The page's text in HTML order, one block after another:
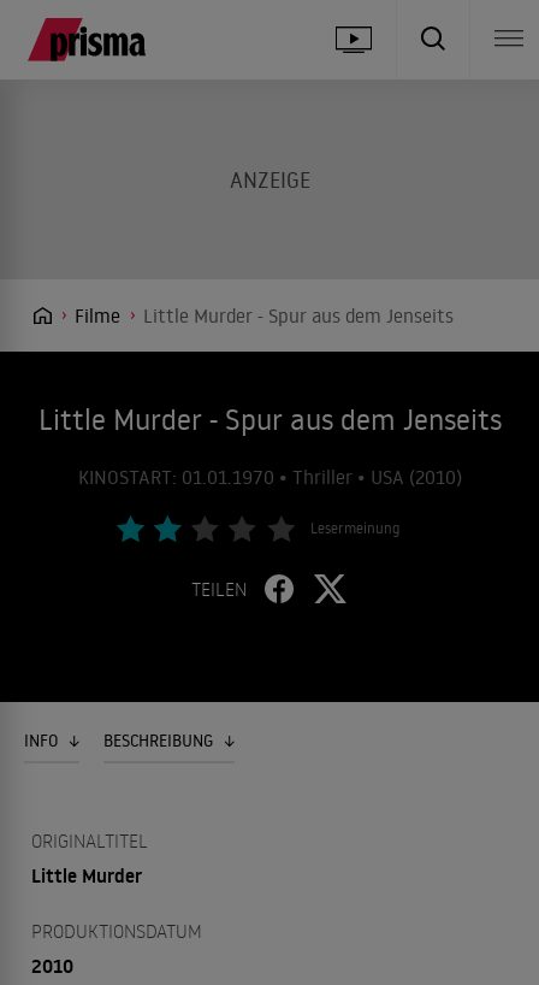
Filme Little Murder - Spur aus dem Jenseits
Little Murder - Spur aus dem Jenseits
KINOSTART: 01.01.1970 • Thriller • USA (2010)
Lesermeinung
TEILEN
INFO BESCHREIBUNG
ORIGINALTITEL
Little Murder
PRODUKTIONSDATUM
2010